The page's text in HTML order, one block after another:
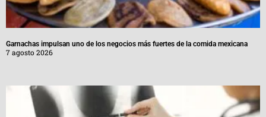
Garnachas impulsan uno de los negocios más fuertes de la comida mexicana
7 agosto 2026